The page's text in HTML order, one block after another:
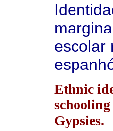
escolar
Ethnic
Gypsies.